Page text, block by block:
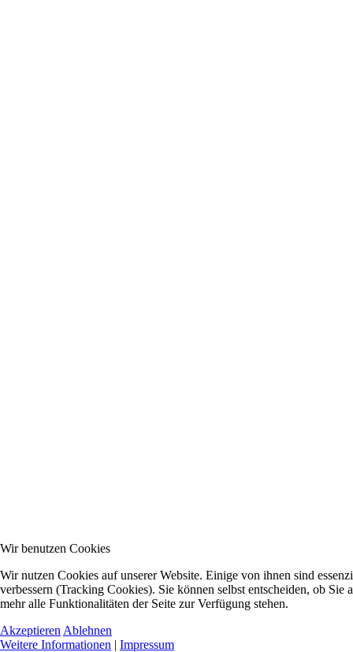
Wir benutzen Cookies
Wir nutzen Cookies auf unserer Website. Einige von ihnen sind
verbessern (Tracking Cookies). Sie können selbst entscheiden, ob
mehr alle Funktionalitäten der Seite zur Verfügung stehen.
Akzeptieren Ablehnen
Weitere Informationen | Impressum